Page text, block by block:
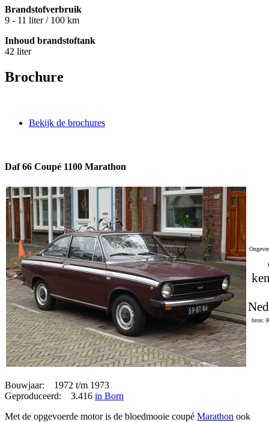
Brandstofverbruik
9 - 11 liter / 100 km
Inhoud brandstoftank
42 liter
Brochure
Bekijk de brochures
Daf 66 Coupé 1100 Marathon
bron:
Bouwjaar: 1972 t/m 1973
Geproduceerd: 3.416 in Born
Met de opgevoerde motor is de bloedmooie coupé Marathon ook